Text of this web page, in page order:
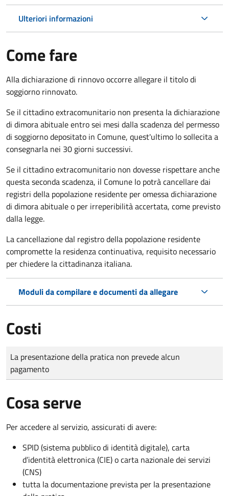
Ulteriori informazioni
Come fare
Alla dichiarazione di rinnovo occorre allegare il titolo di
soggiorno rinnovato.
Se il cittadino extracomunitario non presenta la dichiarazione
di dimora abituale entro sei mesi dalla scadenza del permesso
di soggiorno depositato in Comune, quest'ultimo lo sollecita a
consegnarla nei 30 giorni successivi.
Se il cittadino extracomunitario non dovesse rispettare anche
questa seconda scadenza, il Comune lo potrà cancellare dai
registri della popolazione residente per omessa dichiarazione
di dimora abituale o per irreperibilità accertata, come previsto
dalla legge.
La cancellazione dal registro della popolazione residente
compromette la residenza continuativa, requisito necessario
per chiedere la cittadinanza italiana.
Moduli da compilare e documenti da allegare
Costi
Tipo di pagamento
Importo
La presentazione della pratica non prevede alcun
pagamento
Cosa serve
Per accedere al servizio, assicurati di avere:
SPID (sistema pubblico di identità digitale), carta
d’identità elettronica (CIE) o carta nazionale dei servizi
(CNS)
tutta la documentazione prevista per la presentazione